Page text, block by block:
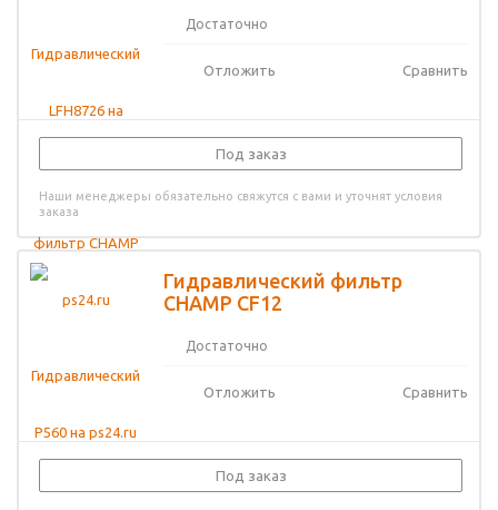
Достаточно
Отложить Сравнить
Под заказ
Наши менеджеры обязательно свяжутся с вами и уточнят условия
заказа
Гидравлический фильтр
CHAMP CF12
Достаточно
Отложить Сравнить
Под заказ